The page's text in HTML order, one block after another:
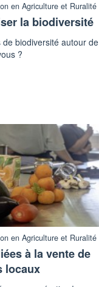
en Agriculture et Ruralité
la biodiversité
biodiversité autour de
?
en Agriculture et Ruralité
à la vente de
locaux